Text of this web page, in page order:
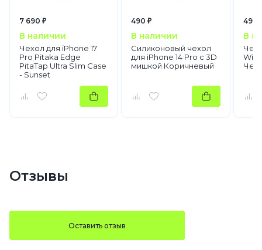
7 690 ₽
В наличии
Чехол для iPhone 17
Pro Pitaka Edge
PitaTap Ultra Slim Case
- Sunset
490 ₽
В наличии
Силиконовый чехол
для iPhone 14 Pro с 3D
мишкой Коричневый
490
В
Отзывы
Оставить отзыв